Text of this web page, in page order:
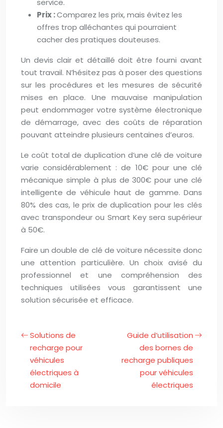
service.
Prix :Comparez les prix, mais évitez les
offres trop alléchantes qui pourraient
cacher des pratiques douteuses.
Un devis clair et détaillé doit être fourni avant
tout travail. N’hésitez pas à poser des questions
sur les procédures et les mesures de sécurité
mises en place. Une mauvaise manipulation
peut endommager votre système électronique
de démarrage, avec des coûts de réparation
pouvant atteindre plusieurs centaines d’euros.
Le coût total de duplication d’une clé de voiture
varie considérablement : de 10€ pour une clé
mécanique simple à plus de 300€ pour une clé
intelligente de véhicule haut de gamme. Dans
80% des cas, le prix de duplication pour les clés
avec transpondeur ou Smart Key sera supérieur
à 50€.
Faire un double de clé de voiture nécessite donc
une attention particulière. Un choix avisé du
professionnel et une compréhension des
techniques utilisées vous garantissent une
solution sécurisée et efficace.
Solutions de
recharge pour
véhicules
électriques à
domicile
Guide d’utilisation
des bornes de
recharge publiques
pour véhicules
électriques